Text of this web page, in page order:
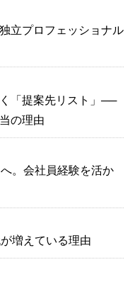
立プロフェッショナル
「提案先リスト」──
の理由
。会社員経験を活か
増えている理由